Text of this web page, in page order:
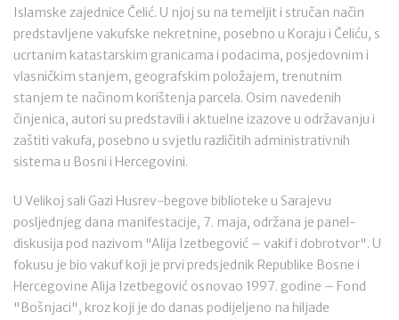
Islamske zajednice Čelić. U njoj su na temeljit i stručan način
predstavljene vakufske nekretnine, posebno u Koraju i Čeliću, s
ucrtanim katastarskim granicama i podacima, posjedovnim i
vlasničkim stanjem, geografskim položajem, trenutnim
stanjem te načinom korištenja parcela. Osim navedenih
činjenica, autori su predstavili i aktuelne izazove u održavanju i
zaštiti vakufa, posebno u svjetlu različitih administrativnih
sistema u Bosni i Hercegovini.
U Velikoj sali Gazi Husrev-begove biblioteke u Sarajevu
posljednjeg dana manifestacije, 7. maja, održana je panel-
diskusija pod nazivom "Alija Izetbegović – vakif i dobrotvor". U
fokusu je bio vakuf koji je prvi predsjednik Republike Bosne i
Hercegovine Alija Izetbegović osnovao 1997. godine – Fond
"Bošnjaci", kroz koji je do danas podijeljeno na hiljade